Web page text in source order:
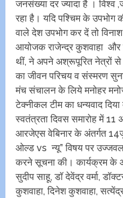
जनसंख्या दर ज्यादा है । विश्व
रहा है। यदि पश्चिम के
वाले देश उपभोग कर दें तो
आयोजक राजेन्द्र कुशवाहा और
थीं, ने अपने अश्रूपूरित नेत्रों से
का जीवन परिचय व संस्मरण
मंच संचालन के लिये मनोहर
टेक्नीकल टीम का धन्यवाद
स्वतंत्रता दिवस समारोह में 11
आरजेएस वेबिनार के अंतर्गत
ओल्ड vs न्यू” विषय पर उज्जवल
करने सूचना की। कार्यक्रम के
सुदीप साहू, डॉ देवेंद्र वर्मा,
कुशवाहा, दिनेश कुशवाहा,